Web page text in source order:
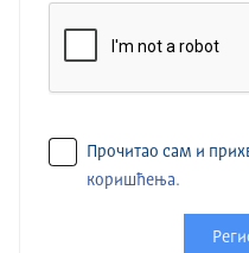
Прочитао сам и
коришћења.